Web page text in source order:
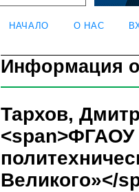
НАЧАЛО О НАС
Информация
Тархов,
<span>ФГАОУ
Великого»</